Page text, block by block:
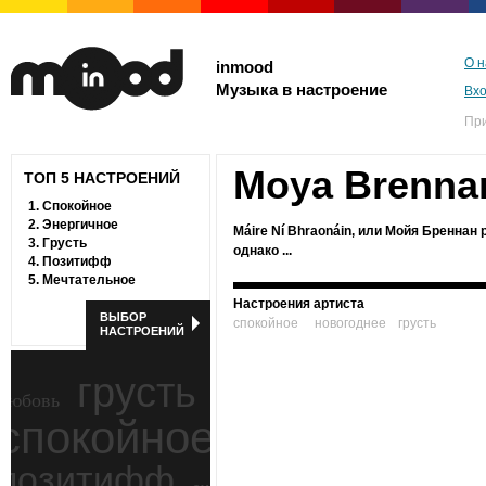
inmood
Музыка в настроение
О
ТОП 5 НАСТРОЕНИЙ
1. Спокойное
2. Энергичное
3. Грусть
4. Позитифф
5. Мечтательное
ВЫБОР
НАСТРОЕНИЙ
грусть
Moya
Máire Ní Bhraonáin, или Мойя Бреннан
однако ...
Настроения артиста
спокойное
новогоднее грусть